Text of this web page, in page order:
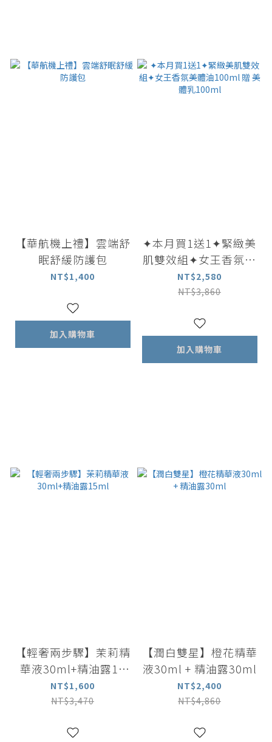
【華航機上禮】雲端舒
眠舒緩防護包
NT$1,400
加入購物車
✦本月買1送1✦緊緻美
肌雙效組✦女王香氛美
體油100ml 贈 美體乳
100ml
NT$2,580
NT$3,860
加入購物車
【輕奢兩步驟】茉莉精
華液30ml+精油露15
ml
NT$1,600
NT$3,470
【潤白雙星】橙花精華
液30ml + 精油露30ml
NT$2,400
NT$4,860